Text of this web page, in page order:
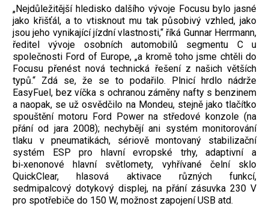
„Nejdůležitější hledisko dalšího vývoje Focusu bylo jasné
jako křišťál, a to vtisknout mu tak působivý vzhled, jako
jsou jeho vynikající jízdní vlastnosti,“ říká Gunnar Herrmann,
ředitel vývoje osobních automobilů segmentu C u
společnosti Ford of Europe, „a kromě toho jsme chtěli do
Focusu přenést nová technická řešení z našich větších
typů.“ Zdá se, že se to podařilo. Plnicí hrdlo nádrže
EasyFuel, bez víčka s ochranou záměny nafty s benzinem
a naopak, se už osvědčilo na Mondeu, stejně jako tlačítko
spouštění motoru Ford Power na středové konzole (na
přání od jara 2008); nechybějí ani systém monitorování
tlaku v pneumatikách, sériově montovaný stabilizační
systém ESP pro hlavní evropské trhy, adaptivní a
bi‑xenonové hlavní světlomety, vyhřívané čelní sklo
QuickClear, hlasová aktivace různých funkcí,
sedmipalcový dotykový displej, na přání zásuvka 230 V
pro spotřebiče do 150 W, možnost zapojení USB atd.